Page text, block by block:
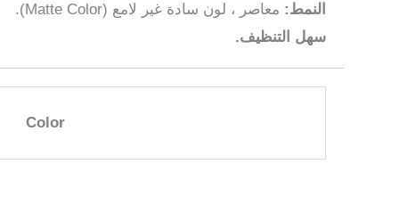
النمط: معاصر ، لون سادة غير لامع (Matte Color).
سهل التنظيف.
Color